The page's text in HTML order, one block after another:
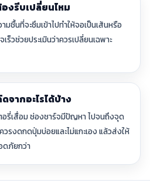
งรีบเปลี่ยนไหม
มชื้นที่จะซึมเข้าไปทำให้จอเป็นเส้นหรือ
วช่วยประเมินว่าควรเปลี่ยนเฉพาะ
จากอะไรได้บ้าง
รี่เสื่อม ช่องชาร์จมีปัญหา ไปจนถึงจุด
รงดกดปุ่มบ่อยและไม่แกะเอง แล้วส่งให้
ดภัยกว่า